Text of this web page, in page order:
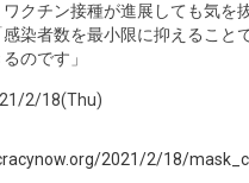
クチン接種が進展しても気を
染者数を最小限に抑えること
のです」
2/18(Thu)
2021/2/18/